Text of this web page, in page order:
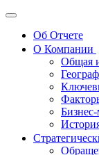
Об Отчете
О Компании
Общая